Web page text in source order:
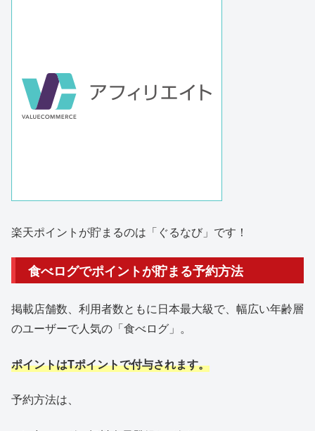
楽天ポイントが貯まるのは「ぐるなび」です！
食べログでポイントが貯まる予約方法
掲載店舗数、利用者数ともに日本最大級で、幅広い年齢層
のユーザーで人気の「食べログ」。
ポイントはTポイントで付与されます。
予約方法は、